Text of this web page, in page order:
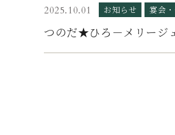
2025.10.01 お知らせ 宴会
つのだ★ひろ－メリージ